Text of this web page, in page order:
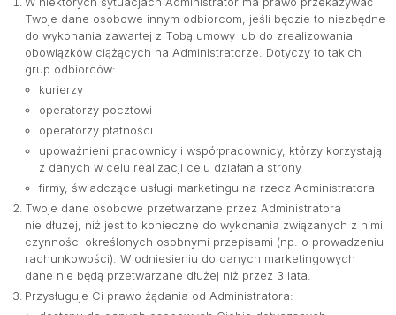
Twoje dane osobowe innym odbiorcom, jeśli będzie to niezbędne
do wykonania zawartej z Tobą umowy lub do zrealizowania
obowiązków ciążących na Administratorze. Dotyczy to takich
grup odbiorców:
kurierzy
operatorzy pocztowi
operatorzy płatności
upoważnieni pracownicy i współpracownicy, którzy korzystają
z danych w celu realizacji celu działania strony
firmy, świadczące usługi marketingu na rzecz Administratora
Twoje dane osobowe przetwarzane przez Administratora
nie dłużej, niż jest to konieczne do wykonania związanych z nimi
czynności określonych osobnymi przepisami (np. o prowadzeniu
rachunkowości). W odniesieniu do danych marketingowych
dane nie będą przetwarzane dłużej niż przez 3 lata.
Przysługuje Ci prawo żądania od Administratora: